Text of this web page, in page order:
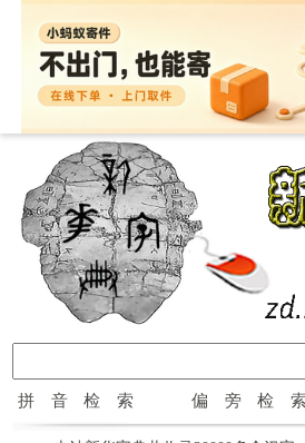
拼音检索 偏旁检